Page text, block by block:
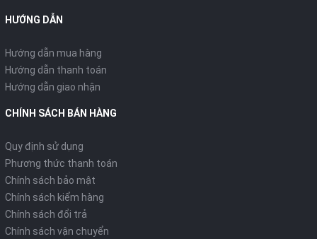
HƯỚNG DẪN
Hướng dẫn mua hàng
Hướng dẫn thanh toán
Hướng dẫn giao nhận
CHÍNH SÁCH BÁN HÀNG
Quy định sử dụng
Phương thức thanh toán
Chính sách bảo mật
Chính sách kiểm hàng
Chính sách đổi trả
Chính sách vận chuyển